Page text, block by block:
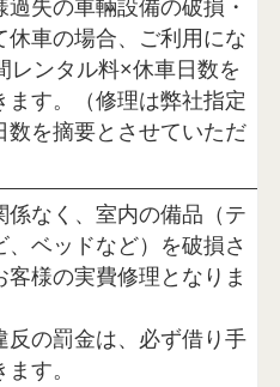
失の車輛設備の破損・
休車の場合、ご利用にな
レンタル料×休車日数を
ます。（修理は弊社指定
数を摘要とさせていただ
係なく、室内の備品（テ
、ベッドなど）を破損さ
客様の実費修理となりま
反の罰金は、必ず借り手
す。